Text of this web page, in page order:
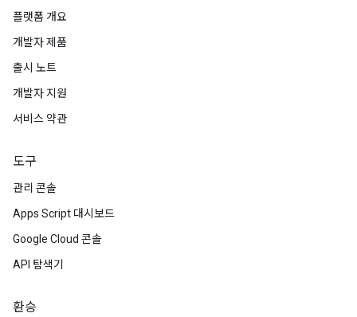
플랫폼 개요
개발자 제품
출시 노트
개발자 지원
서비스 약관
도구
관리 콘솔
Apps Script 대시보드
Google Cloud 콘솔
API 탐색기
환승